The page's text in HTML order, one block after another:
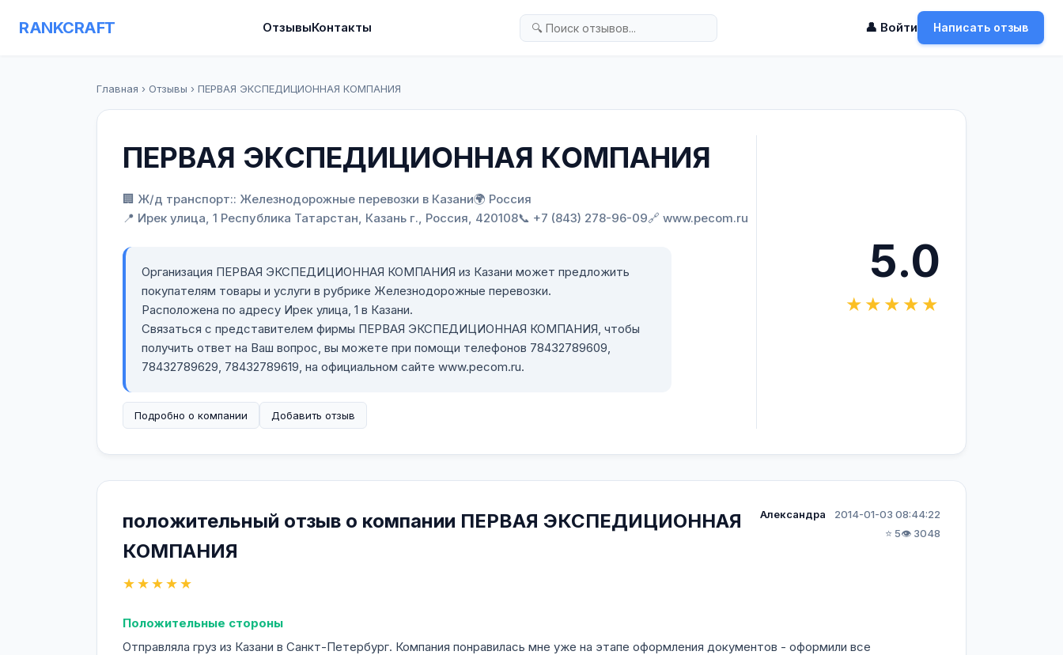
RANKCRAFT ОтзывыКонтакты 👤 Войти Написать отзыв
Главная › Отзывы › ПЕРВАЯ ЭКСПЕДИЦИОННАЯ КОМПАНИЯ
ПЕРВАЯ ЭКСПЕДИЦИОННАЯ КОМПАНИЯ
🏢 Ж/д транспорт:: Железнодорожные перевозки в Казани🌍 Россия
📍 Ирек улица, 1 Республика Татарстан, Казань г., Россия, 420108📞 +7 (843) 278-96-09🔗 www.pecom.ru
Организация ПЕРВАЯ ЭКСПЕДИЦИОННАЯ КОМПАНИЯ из Казани может предложить
покупателям товары и услуги в рубрике Железнодорожные перевозки.
Расположена по адресу Ирек улица, 1 в Казани.
Связаться с представителем фирмы ПЕРВАЯ ЭКСПЕДИЦИОННАЯ КОМПАНИЯ, чтобы
получить ответ на Ваш вопрос, вы можете при помощи телефонов 78432789609,
78432789629, 78432789619, на официальном сайте www.pecom.ru.
Подробно о компании Добавить отзыв
5.0
★★★★★
положительный отзыв о компании ПЕРВАЯ ЭКСПЕДИЦИОННАЯ
КОМПАНИЯ
★★★★★
Александра
2014-01-03 08:44:22
⭐ 5👁️ 3048
Положительные стороны
Отправляла груз из Казани в Санкт-Петербург. Компания понравилась мне уже на этапе оформления документов - оформили все